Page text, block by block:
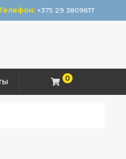
+375 29 3809617
0